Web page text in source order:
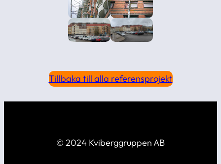
Tillbaka till alla referensprojekt
© 2024 Kviberggruppen AB